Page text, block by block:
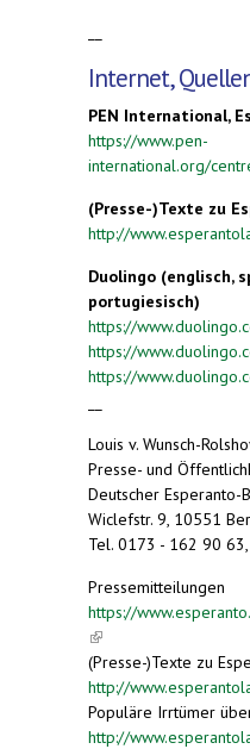
Internet,
PEN International,
https://www.pen-
international.org/
(Presse-)Texte zu
http://
Duolingo (englisch,
portugiesisch)
https://
https://
https://
Louis v. Wunsch-
Presse- und
Deutscher Esperanto-
Wiclefstr. 9, 10551
Tel. 0173 - 162 90
Pressemitteilungen
https://
(link is external)
(Presse-)Texte zu
http://
Populäre Irrtümer
http://